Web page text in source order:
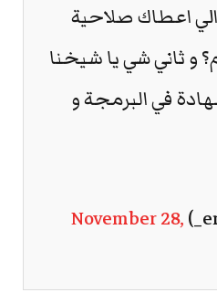
اعطاك صلاحية
و ثاني شي يا شيخنا
في البرمجة و
November 28,